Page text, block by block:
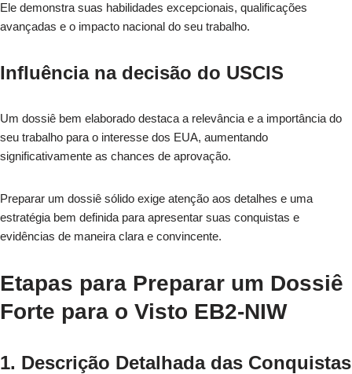
Ele demonstra suas habilidades excepcionais, qualificações
avançadas e o impacto nacional do seu trabalho.
Influência na decisão do USCIS
Um dossiê bem elaborado destaca a relevância e a importância do
seu trabalho para o interesse dos EUA, aumentando
significativamente as chances de aprovação.
Preparar um dossiê sólido exige atenção aos detalhes e uma
estratégia bem definida para apresentar suas conquistas e
evidências de maneira clara e convincente.
Etapas para Preparar um Dossiê
Forte para o Visto EB2-NIW
1. Descrição Detalhada das Conquistas